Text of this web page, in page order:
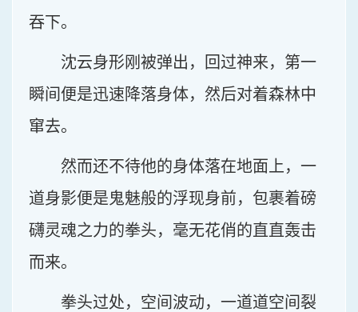
吞下。
沈云身形刚被弹出，回过神来，第一
瞬间便是迅速降落身体，然后对着森林中
窜去。
然而还不待他的身体落在地面上，一
道身影便是鬼魅般的浮现身前，包裹着磅
礴灵魂之力的拳头，毫无花俏的直直轰击
而来。
拳头过处，空间波动，一道道空间裂